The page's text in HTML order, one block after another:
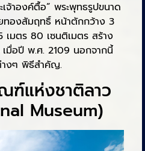
เจ้าองค์ตื้อ” พระพุทธรูปขนาด
ทองสัมฤทธิ์ หน้าตักกว้าง 3
เมตร 80 เซนติเมตร สร้าง
เมื่อปี พ.ศ. 2109 นอกจากนี้
างๆ พิธีสำคัญ.
แห่งชาติลาว
Museum)